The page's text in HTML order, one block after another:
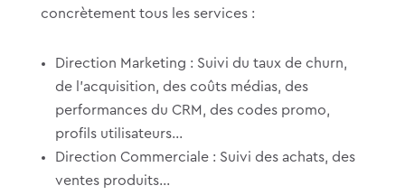
concrètement tous les services :
Direction Marketing : Suivi du taux de churn,
de l’acquisition, des coûts médias, des
performances du CRM, des codes promo,
profils utilisateurs…
Direction Commerciale : Suivi des achats, des
ventes produits…